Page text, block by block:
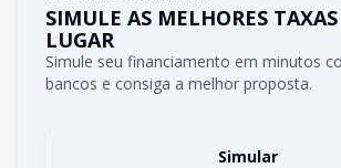
SIMULE AS MELHORES
LUGAR
Simule seu financiamento em minutos
bancos e consiga a melhor proposta.
Simular